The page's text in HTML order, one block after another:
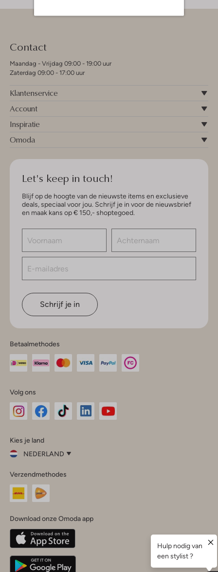
Contact
Maandag - Vrijdag 09:00 - 19:00 uur
Zaterdag 09:00 - 17:00 uur
Klantenservice
Account
Inspiratie
Omoda
Let's keep in touch!
Blijf op de hoogte van de nieuwste items en exclusieve
deals, speciaal voor jou. Schrijf je in voor de nieuwsbrief
en maak kans op € 150,- shoptegoed.
Schrijf je in
Betaalmethodes
Volg ons
InstagramFacebook
Kies je land
NEDERLAND
je
land
Nederland
Belgique(Français)
Deutschland
Verzendmethodes
Download onze Omoda app